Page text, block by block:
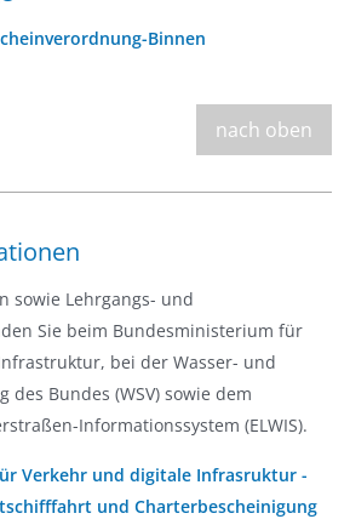
Binnen
nach oben
sowie Lehrgangs- und
Sie beim Bundesministerium für
, bei der Wasser- und
Bundes (WSV) sowie dem
Informationssystem (ELWIS).
Verkehr und digitale Infrasruktur -
und Charterbescheinigung